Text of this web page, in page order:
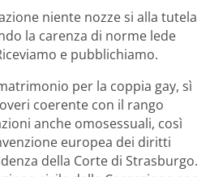
niente nozze si alla tutela
la carenza di norme lede
e pubblichiamo.
per la coppia gay, sì
coerente con il rango
anche omosessuali, così
europea dei diritti
della Corte di Strasburgo.